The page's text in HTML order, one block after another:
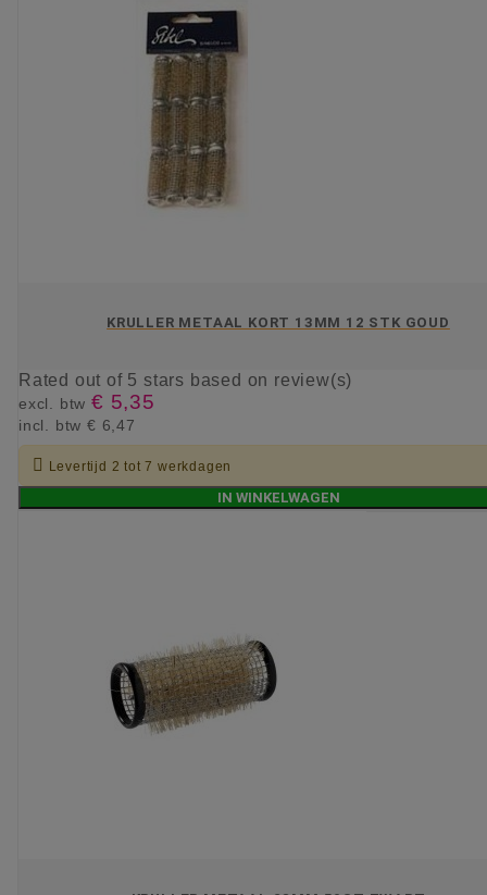
KRULLER METAAL KORT 13MM 12 STK GOUD
Rated out of 5 stars based on review(s)
excl. btw € 5,35
incl. btw € 6,47
 Levertijd 2 tot 7 werkdagen
IN WINKELWAGEN